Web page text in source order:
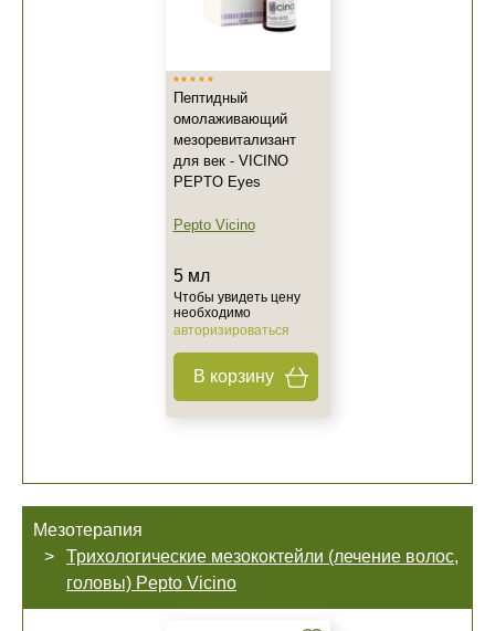
Пептидный
омолаживающий
мезоревитализант
для век - VICINO
PEPTO Eyes
Pepto Vicino
5 мл
Чтобы увидеть цену
необходимо
авторизироваться
В корзину
Мезотерапия
Трихологические мезококтейли (лечение волос,
головы) Pepto Vicino